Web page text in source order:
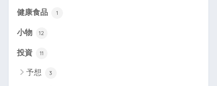
健康食品 1
小物 12
投資 11
予想 3